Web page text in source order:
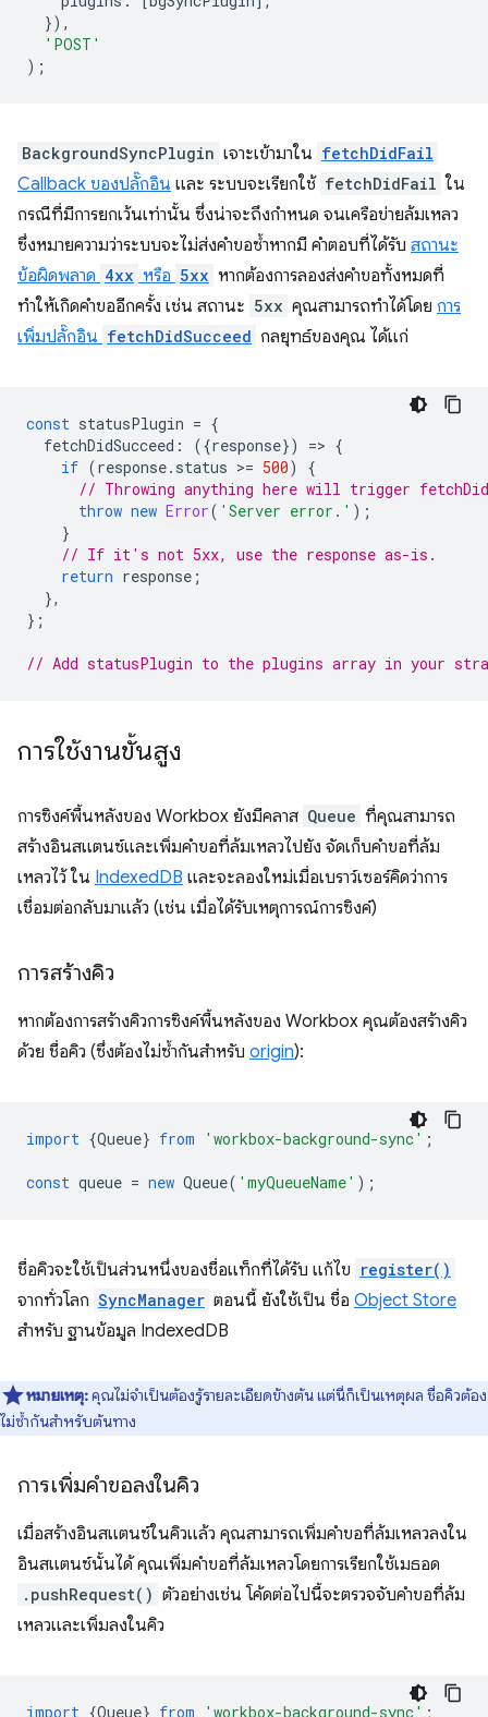
}),
'POST'
);
BackgroundSyncPlugin เจาะเข้ามาใน fetchDidFail
Callback ของปลั๊กอิน และ ระบบจะเรียกใช้ fetchDidFail ใน
กรณีที่มีการยกเว้นเท่านั้น ซึ่งน่าจะถึงกำหนด จนเครือข่ายล้มเหลว
ซึ่งหมายความว่าระบบจะไม่ส่งคำขอซ้ำหากมี คำตอบที่ได้รับ สถานะ
ข้อผิดพลาด 4xx หรือ 5xx หากต้องการลองส่งคำขอทั้งหมดที่
ทำให้เกิดคำขออีกครั้ง เช่น สถานะ 5xx คุณสามารถทำได้โดย การ
เพิ่มปลั๊กอิน fetchDidSucceed กลยุทธ์ของคุณ ได้แก่
const statusPlugin = {
fetchDidSucceed : ({response}) => {
if (response. status >= 500)
{
// Throwing anything here will trigger
throw new Error( 'Server error.' );
}
// If it's not 5xx, use the response as-is.
return response ;
},
};
// Add statusPlugin to the plugins array in your
การใช้งานขั้นสูง
การซิงค์พื้นหลังของ Workbox ยังมีคลาส Queue ที่คุณสามารถ
สร้างอินสแตนซ์และเพิ่มคำขอที่ล้มเหลวไปยัง จัดเก็บคำขอที่ล้ม
เหลวไว้ ใน IndexedDB และจะลองใหม่เมื่อเบราว์เซอร์คิดว่าการ
เชื่อมต่อกลับมาแล้ว (เช่น เมื่อได้รับเหตุการณ์การซิงค์)
การสร้างคิว
หากต้องการสร้างคิวการซิงค์พื้นหลังของ Workbox คุณต้องสร้างคิว
ด้วย ชื่อคิว (ซึ่งต้องไม่ซ้ำกันสำหรับ origin):
import {Queue} from 'workbox-background-sync' ;
const queue = new Queue( 'myQueueName' );
ชื่อคิวจะใช้เป็นส่วนหนึ่งของชื่อแท็กที่ได้รับ แก้ไข register()
จากทั่วโลก SyncManager ตอนนี้ ยังใช้เป็น ชื่อ Object Store
สำหรับ ฐานข้อมูล IndexedDB
หมายเหตุ:คุณไม่จำเป็นต้องรู้รายละเอียดข้างต้น แต่นี่ก็เป็นเหตุผล ชื่อคิวต้อง
ไม่ซ้ำกันสำหรับต้นทาง
การเพิ่มคำขอลงในคิว
เมื่อสร้างอินสแตนซ์ในคิวแล้ว คุณสามารถเพิ่มคำขอที่ล้มเหลวลงใน
อินสแตนซ์นั้นได้ คุณเพิ่มคำขอที่ล้มเหลวโดยการเรียกใช้เมธอด
.pushRequest() ตัวอย่างเช่น โค้ดต่อไปนี้จะตรวจจับคำขอที่ล้ม
เหลวและเพิ่มลงในคิว
import {Queue} from 'workbox-background-sync' ;